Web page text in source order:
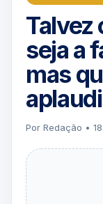
Talvez
seja a
mas
Por Redação •